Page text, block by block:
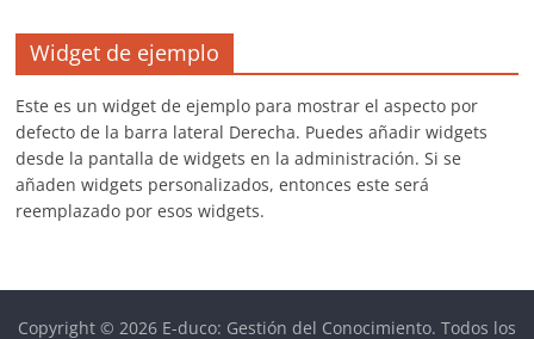
Widget de ejemplo
Este es un widget de ejemplo para mostrar el aspecto por
defecto de la barra lateral Derecha. Puedes añadir widgets
desde la pantalla de widgets en la administración. Si se
añaden widgets personalizados, entonces este será
reemplazado por esos widgets.
Copyright © 2026 E-duco: Gestión del Conocimiento. Todos los